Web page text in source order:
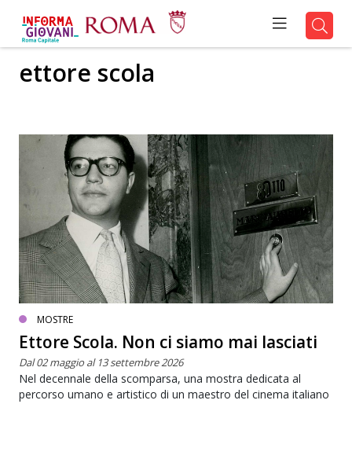
ettore scola
MOSTRE
Ettore Scola. Non ci siamo mai lasciati
Dal 02 maggio al 13 settembre 2026
Nel decennale della scomparsa, una mostra dedicata al
percorso umano e artistico di un maestro del cinema italiano